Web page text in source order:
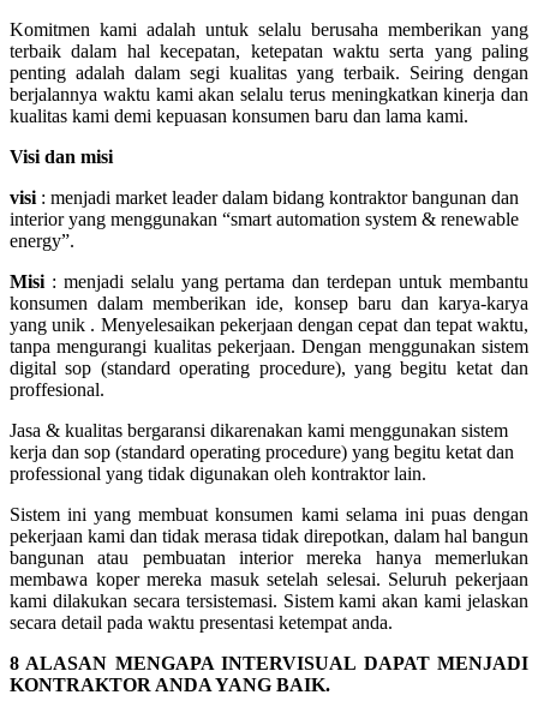
Komitmen kami adalah untuk selalu berusaha memberikan yang
terbaik dalam hal kecepatan, ketepatan waktu serta yang paling
penting adalah dalam segi kualitas yang terbaik. Seiring dengan
berjalannya waktu kami akan selalu terus meningkatkan kinerja dan
kualitas kami demi kepuasan konsumen baru dan lama kami.
Visi dan misi
visi : menjadi market leader dalam bidang kontraktor bangunan dan
interior yang menggunakan “smart automation system & renewable
energy”.
Misi : menjadi selalu yang pertama dan terdepan untuk membantu
konsumen dalam memberikan ide, konsep baru dan karya-karya
yang unik . Menyelesaikan pekerjaan dengan cepat dan tepat waktu,
tanpa mengurangi kualitas pekerjaan. Dengan menggunakan sistem
digital sop (standard operating procedure), yang begitu ketat dan
proffesional.
Jasa & kualitas bergaransi dikarenakan kami menggunakan sistem
kerja dan sop (standard operating procedure) yang begitu ketat dan
professional yang tidak digunakan oleh kontraktor lain.
Sistem ini yang membuat konsumen kami selama ini puas dengan
pekerjaan kami dan tidak merasa tidak direpotkan, dalam hal bangun
bangunan atau pembuatan interior mereka hanya memerlukan
membawa koper mereka masuk setelah selesai. Seluruh pekerjaan
kami dilakukan secara tersistemasi. Sistem kami akan kami jelaskan
secara detail pada waktu presentasi ketempat anda.
8 ALASAN MENGAPA INTERVISUAL DAPAT MENJADI
KONTRAKTOR ANDA YANG BAIK.